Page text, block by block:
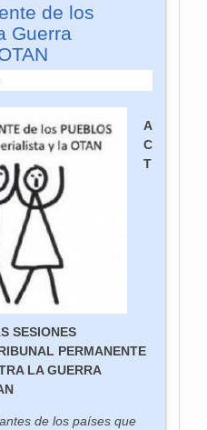
de los
Guerra
A
C
T
SESIONES
PERMANENTE
LA GUERRA
de los países que